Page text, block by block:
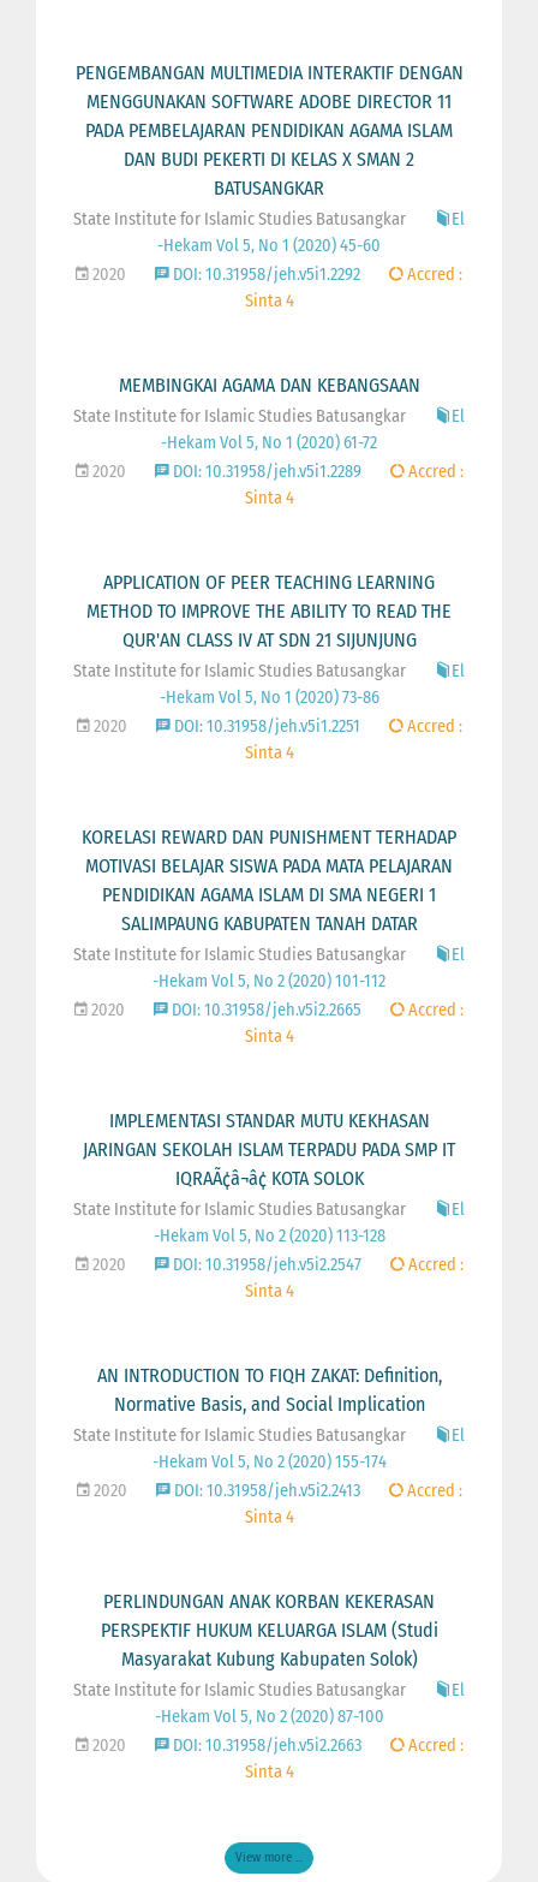
PENGEMBANGAN MULTIMEDIA INTERAKTIF DENGAN
MENGGUNAKAN SOFTWARE ADOBE DIRECTOR 11
PADA PEMBELAJARAN PENDIDIKAN AGAMA ISLAM
DAN BUDI PEKERTI DI KELAS X SMAN 2
BATUSANGKAR
State Institute for Islamic Studies Batusangkar
El
-Hekam Vol 5, No 1 (2020) 45-60
2020
DOI: 10.31958/jeh.v5i1.2292
Accred :
Sinta 4
MEMBINGKAI AGAMA DAN KEBANGSAAN
State Institute for Islamic Studies Batusangkar
El
-Hekam Vol 5, No 1 (2020) 61-72
2020
DOI: 10.31958/jeh.v5i1.2289
Accred :
Sinta 4
APPLICATION OF PEER TEACHING LEARNING
METHOD TO IMPROVE THE ABILITY TO READ THE
QUR'AN CLASS IV AT SDN 21 SIJUNJUNG
State Institute for Islamic Studies Batusangkar
El
-Hekam Vol 5, No 1 (2020) 73-86
2020
DOI: 10.31958/jeh.v5i1.2251
Accred :
Sinta 4
KORELASI REWARD DAN PUNISHMENT TERHADAP
MOTIVASI BELAJAR SISWA PADA MATA PELAJARAN
PENDIDIKAN AGAMA ISLAM DI SMA NEGERI 1
SALIMPAUNG KABUPATEN TANAH DATAR
State Institute for Islamic Studies Batusangkar
El
-Hekam Vol 5, No 2 (2020) 101-112
2020
DOI: 10.31958/jeh.v5i2.2665
Accred :
Sinta 4
IMPLEMENTASI STANDAR MUTU KEKHASAN
JARINGAN SEKOLAH ISLAM TERPADU PADA SMP IT
IQRAÃ¢â¬â¢ KOTA SOLOK
State Institute for Islamic Studies Batusangkar
El
-Hekam Vol 5, No 2 (2020) 113-128
2020
DOI: 10.31958/jeh.v5i2.2547
Accred :
Sinta 4
AN INTRODUCTION TO FIQH ZAKAT: Definition,
Normative Basis, and Social Implication
State Institute for Islamic Studies Batusangkar
El
-Hekam Vol 5, No 2 (2020) 155-174
2020
DOI: 10.31958/jeh.v5i2.2413
Accred :
Sinta 4
PERLINDUNGAN ANAK KORBAN KEKERASAN
PERSPEKTIF HUKUM KELUARGA ISLAM (Studi
Masyarakat Kubung Kabupaten Solok)
State Institute for Islamic Studies Batusangkar
El
-Hekam Vol 5, No 2 (2020) 87-100
2020
DOI: 10.31958/jeh.v5i2.2663
Accred :
Sinta 4
View more ...